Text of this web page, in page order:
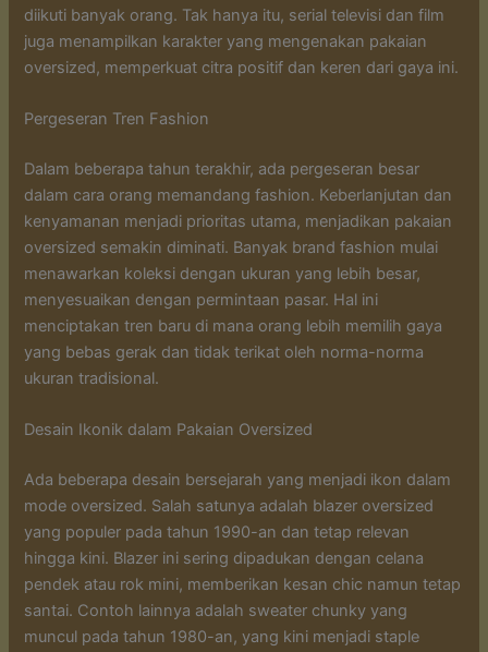
diikuti banyak orang. Tak hanya itu, serial televisi dan film
juga menampilkan karakter yang mengenakan pakaian
oversized, memperkuat citra positif dan keren dari gaya ini.
Pergeseran Tren Fashion
Dalam beberapa tahun terakhir, ada pergeseran besar
dalam cara orang memandang fashion. Keberlanjutan dan
kenyamanan menjadi prioritas utama, menjadikan pakaian
oversized semakin diminati. Banyak brand fashion mulai
menawarkan koleksi dengan ukuran yang lebih besar,
menyesuaikan dengan permintaan pasar. Hal ini
menciptakan tren baru di mana orang lebih memilih gaya
yang bebas gerak dan tidak terikat oleh norma-norma
ukuran tradisional.
Desain Ikonik dalam Pakaian Oversized
Ada beberapa desain bersejarah yang menjadi ikon dalam
mode oversized. Salah satunya adalah blazer oversized
yang populer pada tahun 1990-an dan tetap relevan
hingga kini. Blazer ini sering dipadukan dengan celana
pendek atau rok mini, memberikan kesan chic namun tetap
santai. Contoh lainnya adalah sweater chunky yang
muncul pada tahun 1980-an, yang kini menjadi staple